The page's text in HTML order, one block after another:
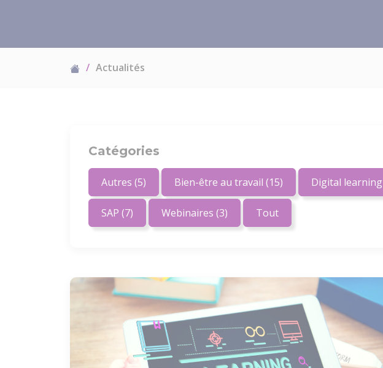
Actualités
Catégories
Autres (5) Bien-être au travail (15) Digital learning
SAP (7) Webinaires (3) Tout